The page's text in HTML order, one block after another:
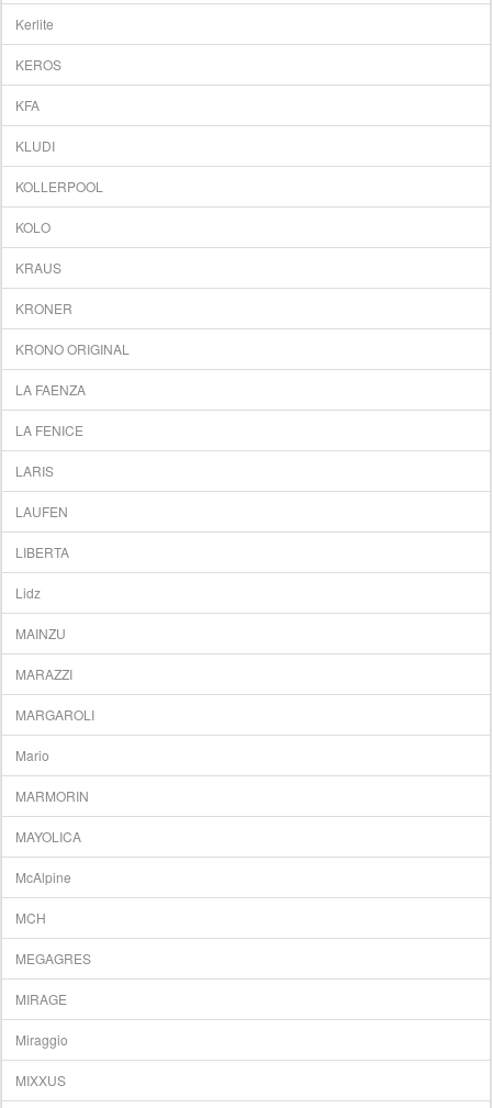
Kerlite
KEROS
KFA
KLUDI
KOLLERPOOL
KOLO
KRAUS
KRONER
KRONO ORIGINAL
LA FAENZA
LA FENICE
LARIS
LAUFEN
LIBERTA
Lidz
MAINZU
MARAZZI
MARGAROLI
Mario
MARMORIN
MAYOLICA
McAlpine
MCH
MEGAGRES
MIRAGE
Miraggio
MIXXUS